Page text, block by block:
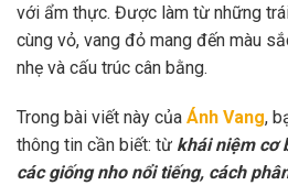
với ẩm thực. Được làm từ những
cùng vỏ, vang đỏ mang đến màu
nhẹ và cấu trúc cân bằng.
Trong bài viết này của Ánh Vang,
thông tin cần biết: từ khái niệm cơ
các giống nho nổi tiếng, cách